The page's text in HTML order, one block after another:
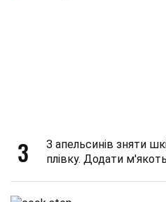
3
З апельсинів зняти
плівку. Додати